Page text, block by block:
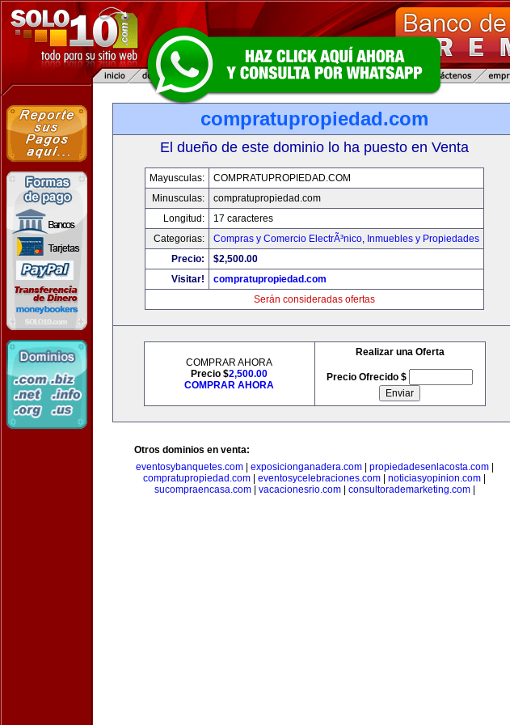
compratupropiedad.com
El dueño de este dominio lo ha puesto en Venta
Mayusculas:
COMPRATUPROPIEDAD.COM
Minusculas:
compratupropiedad.com
Longitud:
17 caracteres
Categorias:
Compras y Comercio ElectrÃ³nico, Inmuebles y Propiedades
Precio:
$2,500.00
Visitar!
compratupropiedad.com
Serán consideradas ofertas
COMPRAR AHORA
Precio $2,500.00
COMPRAR AHORA
Realizar una Oferta
Precio Ofrecido $
Otros dominios en venta:
eventosybanquetes.com| exposicionganadera.com| propiedadesenlacosta.com|
compratupropiedad.com
eventosycelebraciones.com noticiasyopinion.com
sucompraencasa.com| vacacionesrio.com| consultorademarketing.com|